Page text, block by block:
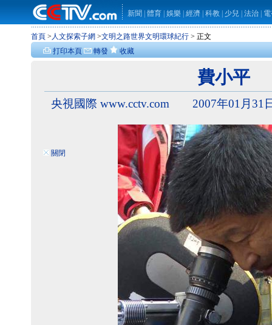
新聞 體育 娛樂 經濟 科教 少兒 法治
首頁 > 人文探索子網 >文明之路世界文明環球紀行 > 正文
打印本頁
轉發 收藏
關閉
費小平
央視國際 www.cctv.com 2007年01月31